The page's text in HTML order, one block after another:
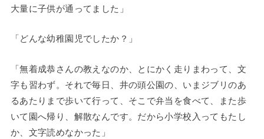
大量に子供が通ってました」
「どんな幼稚園児でしたか？」
「無着成恭さんの教えなのか、とにかく走りまわって、文
字も習わず。それで毎日、井の頭公園の、いまジブリのあ
るあたりまで歩いて行って、そこで弁当を食べて、また歩
いて園へ帰り、解散なんです。だから小学校入ってもたし
か、文字読めなかった」